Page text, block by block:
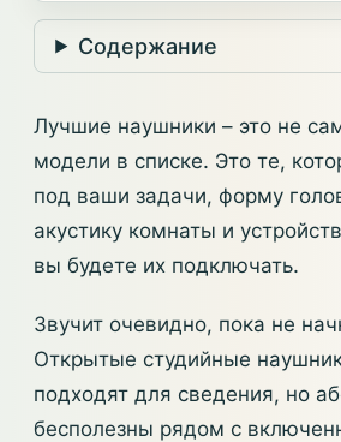
Содержание
Лучшие наушники – это не
модели в списке. Это те,
под ваши задачи, форму
акустику комнаты и
вы будете их подключать.
Звучит очевидно, пока не
Открытые студийные
подходят для сведения, но
бесполезны рядом с